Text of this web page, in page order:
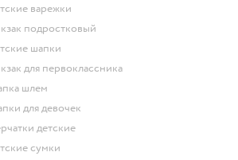
варежки
подростковый
шапки
для первоклассника
шлем
для девочек
детские
сумки